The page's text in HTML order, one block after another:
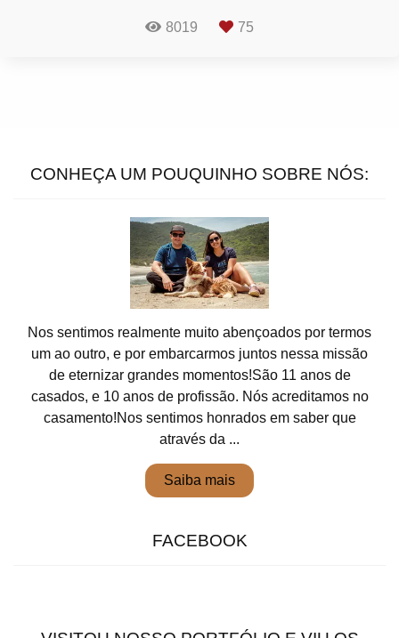
8019 75
CONHEÇA UM POUQUINHO SOBRE NÓS:
Nos sentimos realmente muito abençoados por termos
um ao outro, e por embarcarmos juntos nessa missão
de eternizar grandes momentos!São 11 anos de
casados, e 10 anos de profissão. Nós acreditamos no
casamento!Nos sentimos honrados em saber que
através da ...
Saiba mais
FACEBOOK